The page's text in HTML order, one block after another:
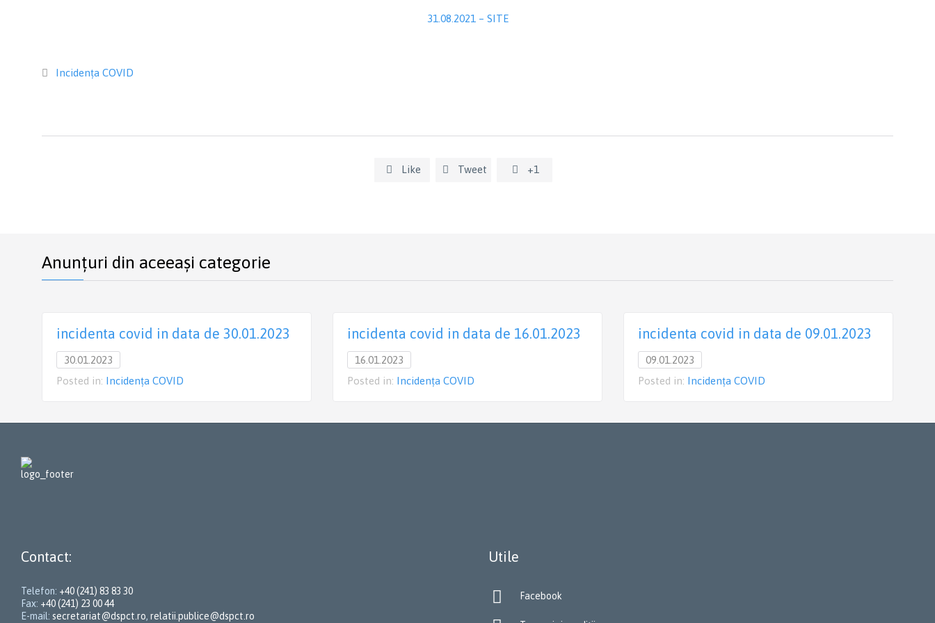
31.08.2021 – SITE
 Category
Incidența COVID
 Like  Tweet  +1
Anunțuri din aceeași categorie
incidenta covid in data de 30.01.2023
30.01.2023
Posted in: Incidența COVID
incidenta covid in data de 16.01.2023
16.01.2023
Posted in: Incidența COVID
incidenta covid in data de 09.01.2023
09.01.2023
Posted in: Incidența COVID
Contact:
Telefon: +40 (241) 83 83 30
Fax: +40 (241) 23 00 44
E-mail: secretariat@dspct.ro, relatii.publice@dspct.ro
Utile
 Facebook